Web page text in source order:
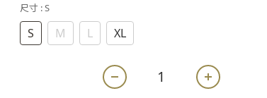
尺寸 : S
S M L XL